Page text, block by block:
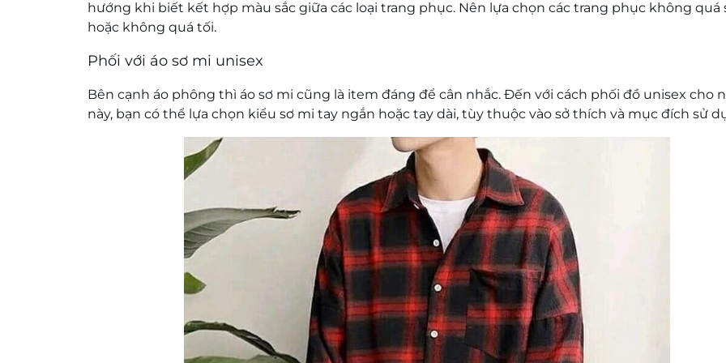
hướng khi biết kết hợp màu sắc giữa các loại trang phục. Nên lựa chọn các trang phục không quá
hoặc không quá tối.
Phối với áo sơ mi unisex
Bên cạnh áo phông thì áo sơ mi cũng là item đáng để cân nhắc. Đến với cách phối đồ unisex cho
này, bạn có thể lựa chọn kiểu sơ mi tay ngắn hoặc tay dài, tùy thuộc vào sở thích và mục đích sử